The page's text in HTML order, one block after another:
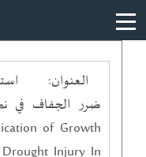
العنوان:
ضرر الجفاف في
of Growth
Injury In